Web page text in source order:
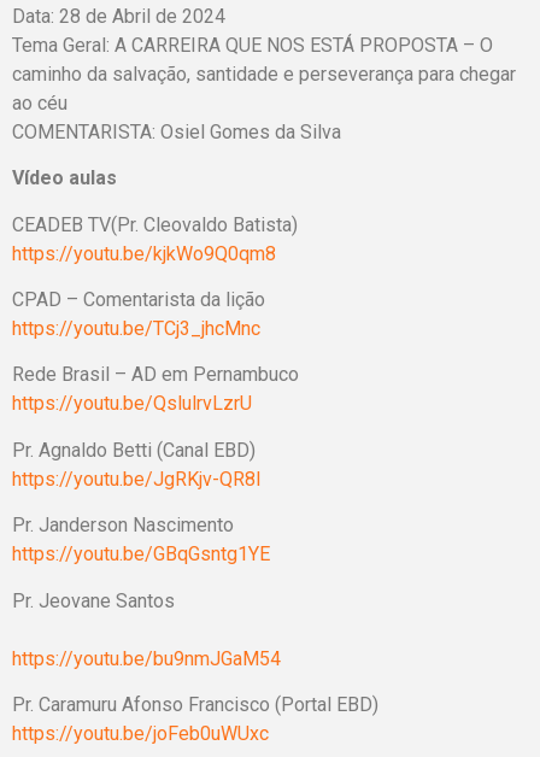
Data: 28 de Abril de 2024
Tema Geral: A CARREIRA QUE NOS ESTÁ PROPOSTA – O
caminho da salvação, santidade e perseverança para chegar
ao céu
COMENTARISTA: Osiel Gomes da Silva
Vídeo aulas
CEADEB TV(Pr. Cleovaldo Batista)
https://youtu.be/kjkWo9Q0qm8
CPAD – Comentarista da lição
https://youtu.be/TCj3_jhcMnc
Rede Brasil – AD em Pernambuco
https://youtu.be/QslulrvLzrU
Pr. Agnaldo Betti (Canal EBD)
https://youtu.be/JgRKjv-QR8I
Pr. Janderson Nascimento
https://youtu.be/GBqGsntg1YE
Pr. Jeovane Santos
https://youtu.be/bu9nmJGaM54
Pr. Caramuru Afonso Francisco (Portal EBD)
https://youtu.be/joFeb0uWUxc